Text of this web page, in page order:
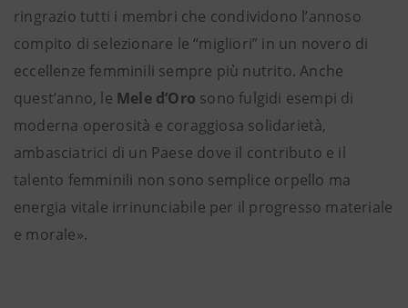
ringrazio tutti i membri che condividono l’annoso
compito di selezionare le “migliori” in un novero di
eccellenze femminili sempre più nutrito. Anche
quest’anno, le Mele d’Oro sono fulgidi esempi di
moderna operosità e coraggiosa solidarietà,
ambasciatrici di un Paese dove il contributo e il
talento femminili non sono semplice orpello ma
energia vitale irrinunciabile per il progresso materiale
e morale».